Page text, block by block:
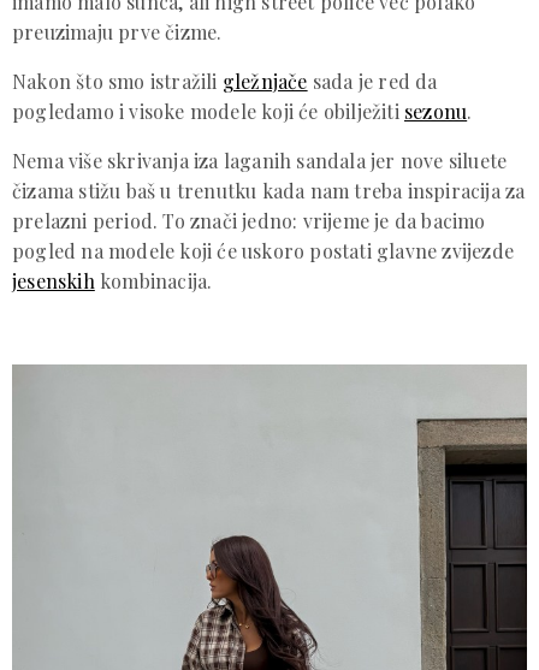
preuzimaju prve čizme.
Nakon što smo istražili gležnjače sada je red da
pogledamo i visoke modele koji će obilježiti sezonu.
Nema više skrivanja iza laganih sandala jer nove siluete
čizama stižu baš u trenutku kada nam treba inspiracija za
prelazni period. To znači jedno: vrijeme je da bacimo
pogled na modele koji će uskoro postati glavne zvijezde
jesenskih kombinacija.